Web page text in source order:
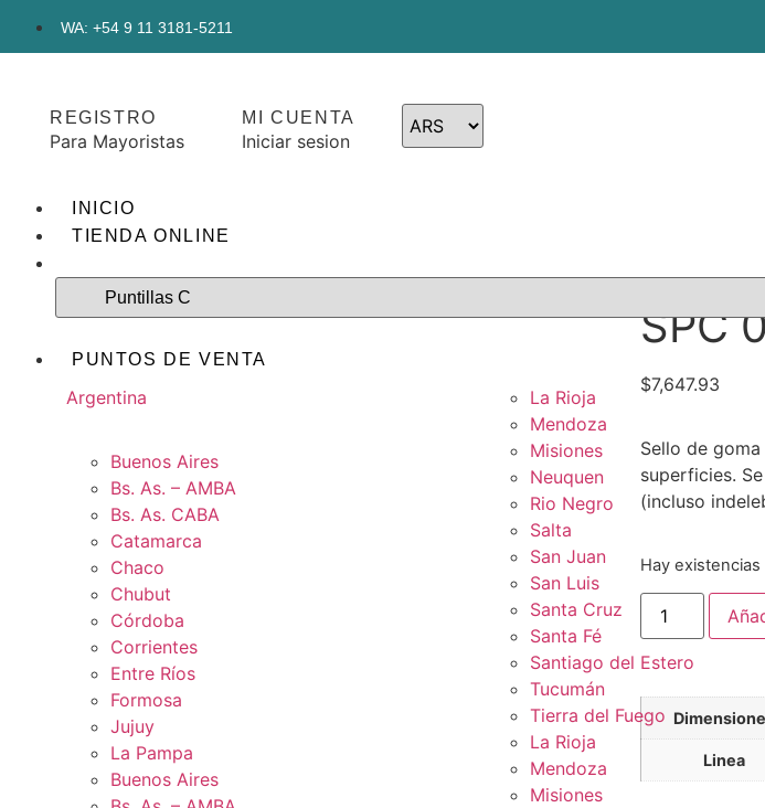
WA: +54 9 11 3181-5211
REGISTRO
Para Mayoristas
MI CUENTA
Iniciar sesion
INICIO
TIENDA ONLINE
PUNTOS DE VENTA
Argentina
Buenos Aires
Bs. As. – AMBA
Bs. As. CABA
Catamarca
Chaco
Chubut
Córdoba
Corrientes
Entre Ríos
Formosa
Jujuy
La Pampa
Buenos Aires
La Rioja
Mendoza
Misiones
Neuquen
Rio Negro
Salta
San Juan
San Luis
Santa Cruz
Santa Fé
Santiago del Estero
Tucumán
Tierra del Fuego
La Rioja
Mendoza
Misiones
SPC
$7,647.93
Sello de
superficies.
(incluso
Hay
Linea